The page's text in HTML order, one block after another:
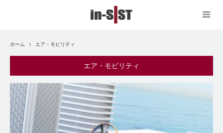
ホーム エア・モビリティ
エア・モビリティ